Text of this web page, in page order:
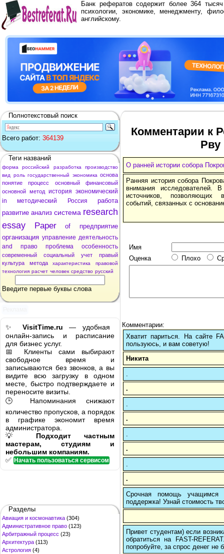
Банк рефератов содержит более 364
психологии, экономике, менеджменту,
английскому.
Полнотекстовый поиск
Всего работ: 364139
Теги названий
форма российский разработка
производство
вид
роль государственный экономика основа
понятие
процесс основный
финансовый
основной метод история экономический
in
методический Россия
работа
развитие анализ система research
essay
Paper of
предприятие
организация управление деятельность
and
право проблема особенность
современный социальный учет
правый
культура
метода характеристика
правовой
технология расчет человек средство русский
Введите первые буквы слова
✨ VisitTime.ru — удобная
онлайн-запись и расписание
для бизнес услуг.
📅 Клиенты сами выбирают
свободное время и
записываются без звонков, а вы
видите всю загрузку в одном
месте, быстро подтверждаете и
переносите визиты.
🕒 Напоминания снижают
количество пропусков, а порядок
в графике экономит время
администратора.
💡 Подходит частным
мастерам, студиям и
небольшим компаниям.
✅ Начать пользоваться сервисом
Разделы
Авиация и космонавтика (304)
Административное право (123)
Арбитражный процесс (23)
Архитектура (113)
Астрология (4)
Комментарии к
Рву
О ранней истории собора
Ранняя история собора
внимания исследователей.
источников, позволяющих
событий, связанных с
Имя
Оценка
Плохо
Комментарии:
Хватит париться. На сайте
пользуюсь, и вам советую!
Никита
.
.
.
.
Срочная помощь учащимся в
поддержка! Узнай стоимость
Привет студентам) если
обратиться на FAST-
попробуйте, за спрос денег не